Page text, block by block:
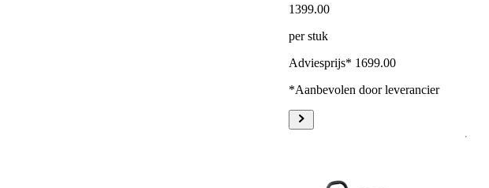
1399.00
per stuk
Adviesprijs* 1699.00
*Aanbevolen door leverancier